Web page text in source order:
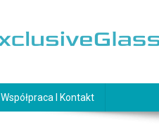
Współpraca I Kontakt